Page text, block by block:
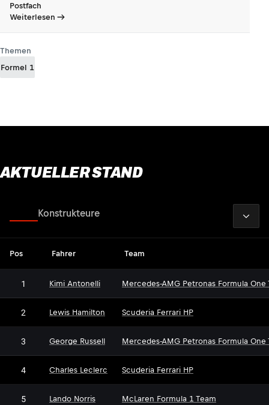
Postfach
Weiterlesen
Themen
Formel 1
AKTUELLER STAND
Konstrukteure
Pos Fahrer Team
1 Kimi Antonelli Mercedes-AMG Petronas Formula One
2 Lewis Hamilton Scuderia Ferrari HP
3 George Russell Mercedes-AMG Petronas Formula One
4 Charles Leclerc Scuderia Ferrari HP
5 Lando Norris McLaren Formula 1 Team